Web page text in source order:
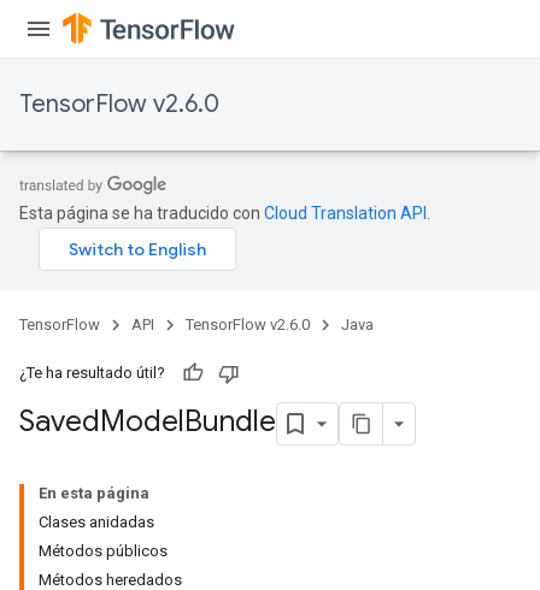
TensorFlow v2.6.0
Esta página se ha traducido con Cloud Translation API
TensorFlow API TensorFlow v2.6.0 Java
¿Te ha resultado útil?
SavedModelBundle
En esta página
Clases anidadas
Métodos públicos
Métodos heredados